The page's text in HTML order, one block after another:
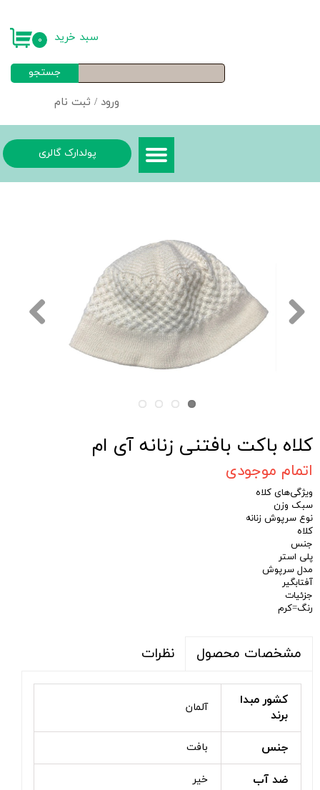
ورود / ثبت نام
خروج از حساب کاربری
جستجو
۰ سبد خرید
پولدارک گالری
کلاه باکت بافتنی زنانه آی ام
اتمام موجودی
ویژگی‌های کلاه
سبک وزن
نوع سرپوش زنانه
کلاه
جنس
پلی استر
مدل سرپوش
آفتابگیر
جزئیات
رنگ=کرم
مشخصات محصول نظرات
کشور مبدا
برند
آلمان
جنس بافت
ضد آب خیر